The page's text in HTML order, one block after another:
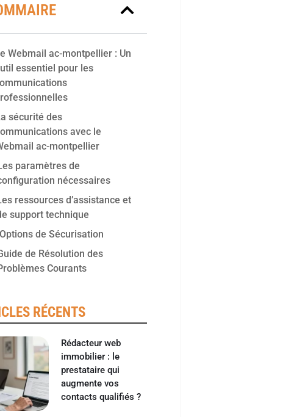
Webmail ac-montpellier : Un
essentiel pour les
sécurité des
avec le
ac-montpellier
paramètres de
nécessaires
ressources d’assistance et
support technique
Options de Sécurisation
de Résolution des
Courants
RÉCENTS
Rédacteur web
immobilier : le
prestataire qui
augmente vos
contacts qualifiés ?